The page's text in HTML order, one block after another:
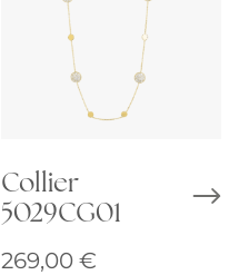
Collier
5029CG01
269,00 €